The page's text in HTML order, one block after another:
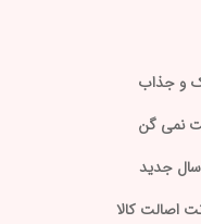
و جذاب
نمی گن
سال جدید
اصالت کالا